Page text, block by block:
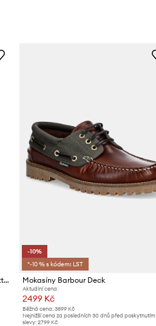
Kožené mokasíny Polo Ralph Lauren Jett Penny
-10%
*-10 % s kódem: LST
Mokasíny Barbour Deck
Aktuální cena:
2499 Kč
Běžná cena: 3899 Kč
Nejnižší cena za posledních 30 dnů před poskytnutím
slevy: 2799 Kč